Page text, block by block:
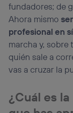
fundadores; de
Ahora mismo
profesional en
marcha y, sobre
quién sale a
vas a cruzar la
¿Cuál es